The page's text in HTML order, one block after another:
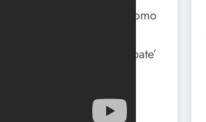
con James Cameron como
típicas del cine
‘Alita: Ángel de combate’
eran completamente